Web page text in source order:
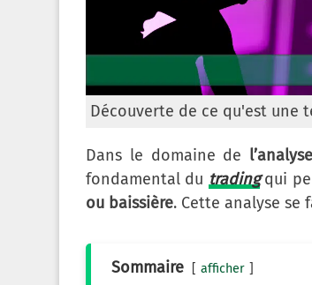
Découverte de ce qu'est une
Dans le domaine de
fondamental du tradingqui
ou baissière. Cette analyse se
Sommaire afficher